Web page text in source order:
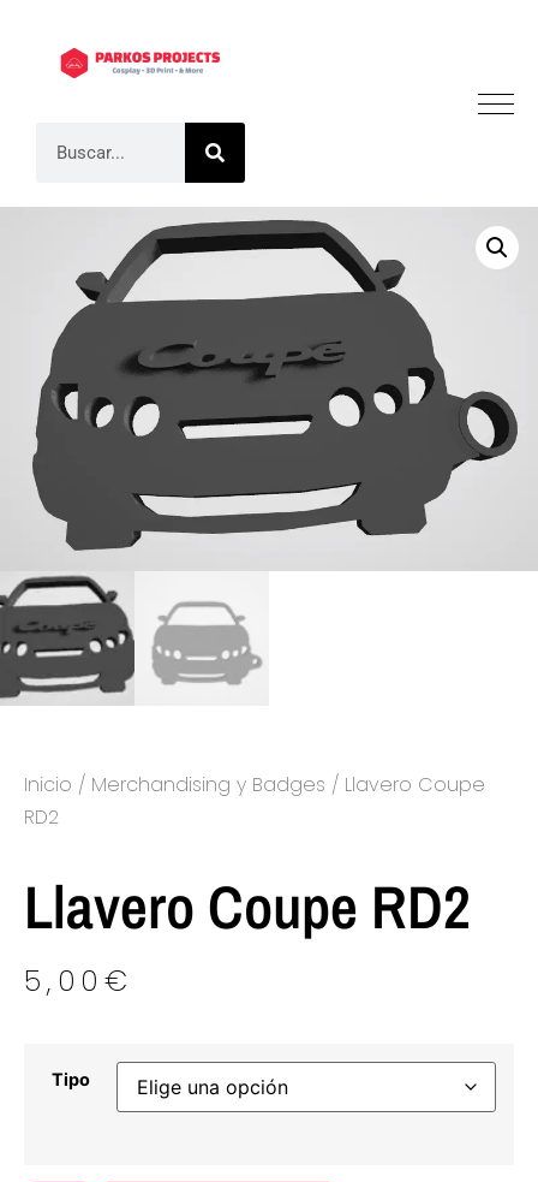
Inicio / Merchandising y Badges / Llavero Coupe
RD2
Llavero Coupe RD2
5,00 €
Tipo